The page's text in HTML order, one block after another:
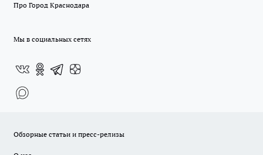
Про Город Краснодара
Мы в социальных сетях
Обзорные статьи и пресс-релизы